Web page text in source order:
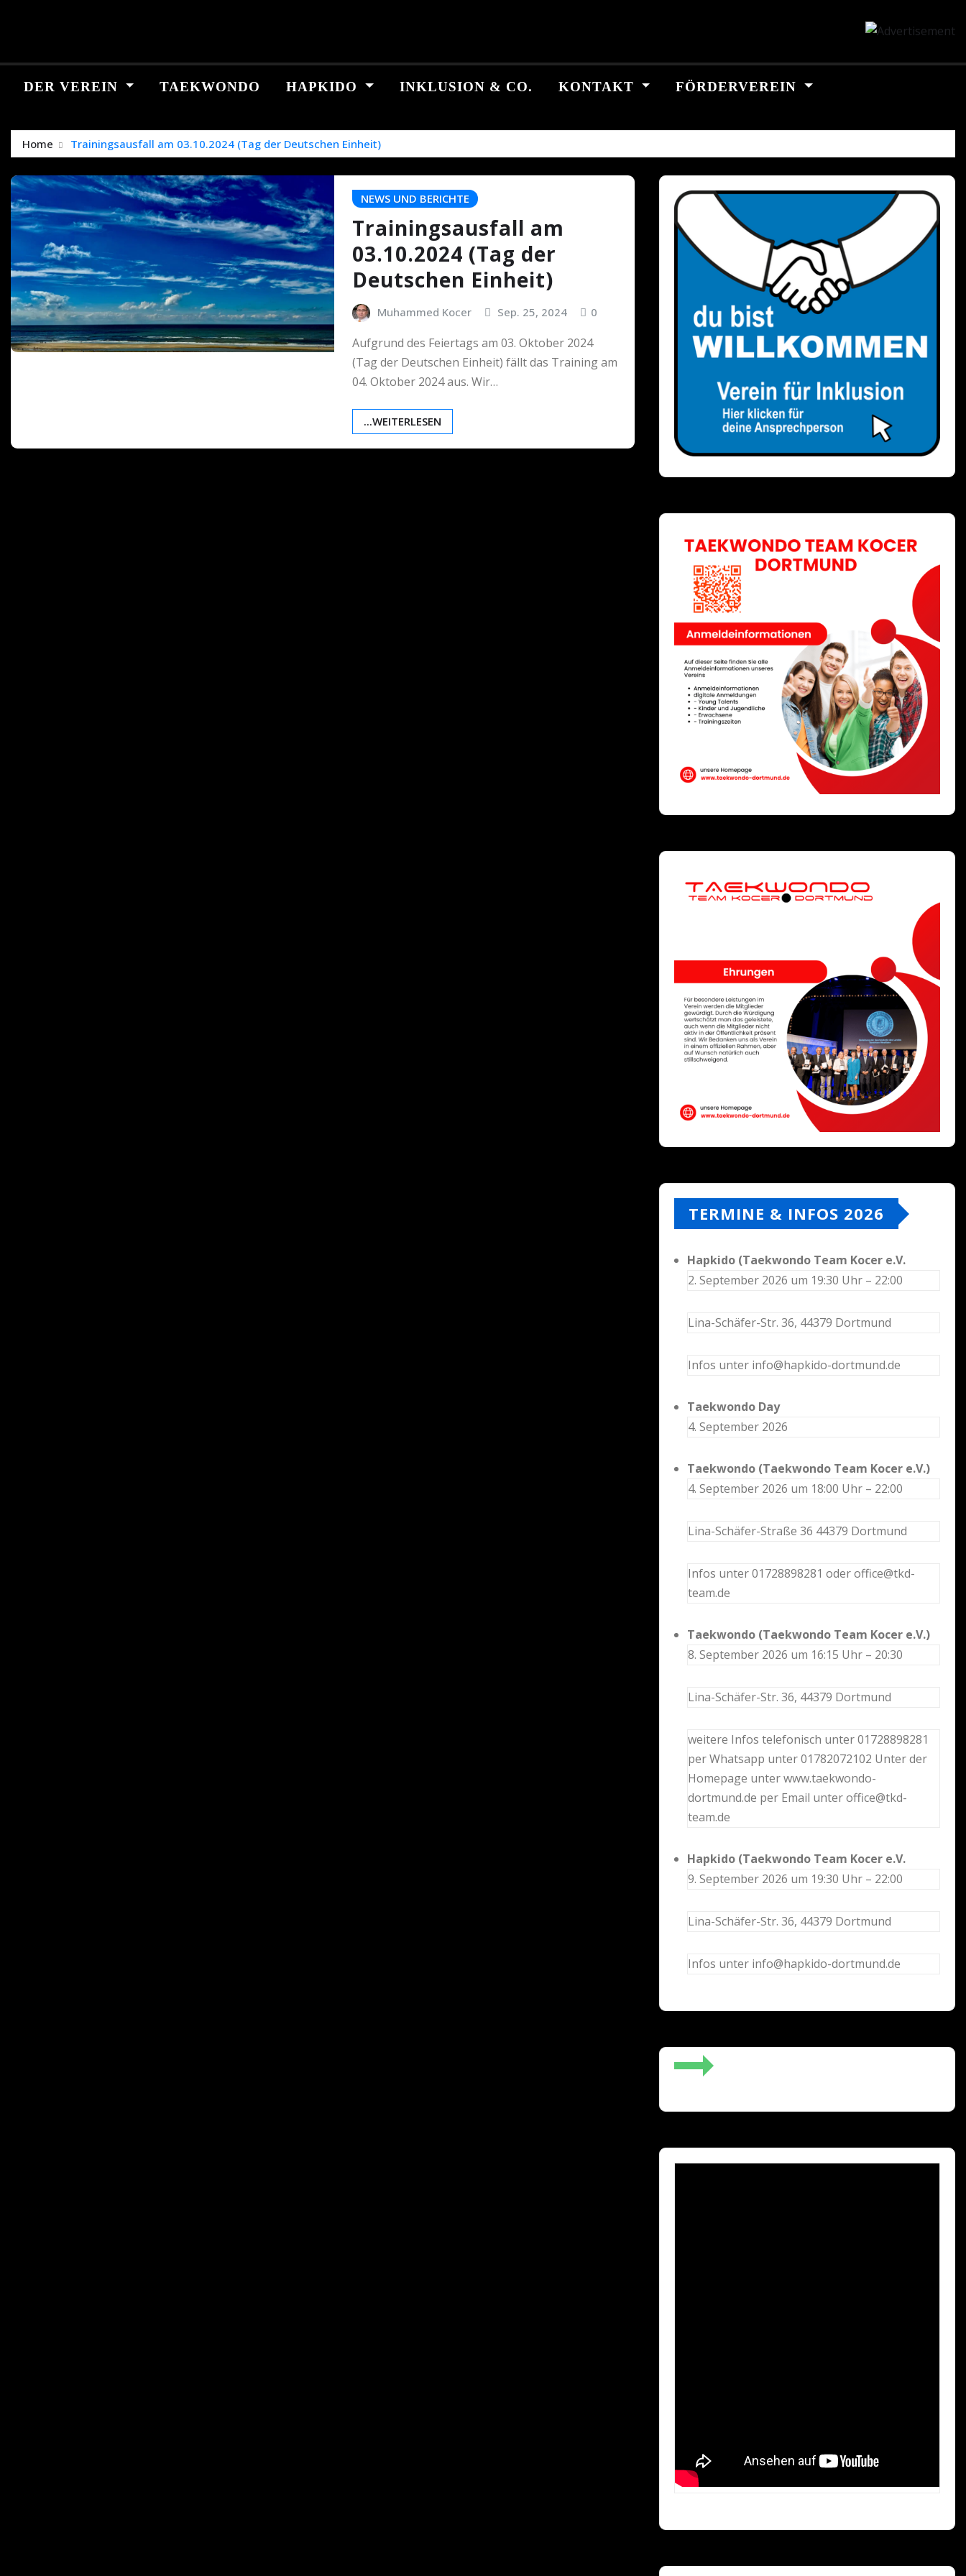
DER VEREIN TAEKWONDO HAPKIDO INKLUSION & CO. KONTAKT FÖRDERVEREIN
Home Trainingsausfall am 03.10.2024 (Tag der Deutschen Einheit)
NEWS UND BERICHTE
Trainingsausfall am
03.10.2024 (Tag der
Deutschen Einheit)
Muhammed Kocer Sep. 25, 2024 0
Aufgrund des Feiertags am 03. Oktober 2024
(Tag der Deutschen Einheit) fällt das Training am
04. Oktober 2024 aus. Wir…
...WEITERLESEN
TERMINE & INFOS 2026
Hapkido (Taekwondo Team Kocer e.V.
2. September 2026 um 19:30 Uhr – 22:00
Lina-Schäfer-Str. 36, 44379 Dortmund
Infos unter info@hapkido-dortmund.de
Taekwondo Day
4. September 2026
Taekwondo (Taekwondo Team Kocer e.V.)
4. September 2026 um 18:00 Uhr – 22:00
Lina-Schäfer-Straße 36 44379 Dortmund
Infos unter 01728898281 oder office@tkd-
team.de
Taekwondo (Taekwondo Team Kocer e.V.)
8. September 2026 um 16:15 Uhr – 20:30
Lina-Schäfer-Str. 36, 44379 Dortmund
weitere Infos telefonisch unter 01728898281
per Whatsapp unter 01782072102 Unter der
Homepage unter www.taekwondo-
dortmund.de per Email unter office@tkd-
team.de
Hapkido (Taekwondo Team Kocer e.V.
9. September 2026 um 19:30 Uhr – 22:00
Lina-Schäfer-Str. 36, 44379 Dortmund
Infos unter info@hapkido-dortmund.de